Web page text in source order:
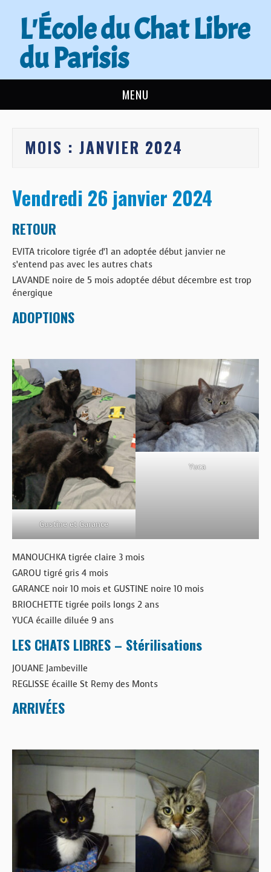
L'École du Chat Libre
du Parisis
MENU
ACTUALITÉS
ADOPTER
CONTACT
BOUTIQUE
FORUM
MOIS : JANVIER 2024
Vendredi 26 janvier 2024
RETOUR
EVITA tricolore tigrée d’1 an adoptée début janvier ne
s’entend pas avec les autres chats
LAVANDE noire de 5 mois adoptée début décembre est trop
énergique
ADOPTIONS
Gustine et Garance
Yuca
MANOUCHKA tigrée claire 3 mois
GAROU tigré gris 4 mois
GARANCE noir 10 mois et GUSTINE noire 10 mois
BRIOCHETTE tigrée poils longs 2 ans
YUCA écaille diluée 9 ans
LES CHATS LIBRES – Stérilisations
JOUANE Jambeville
REGLISSE écaille St Remy des Monts
ARRIVÉES